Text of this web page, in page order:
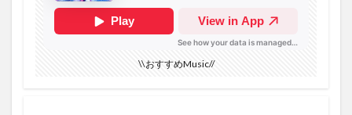
\\おすすめMusic//